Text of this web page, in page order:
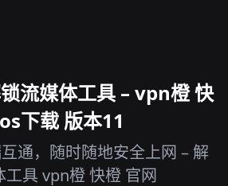
流媒体工具 – vpn橙 快
下载 版本11
通，随时随地安全上网 – 解
工具 vpn橙 快橙 官网